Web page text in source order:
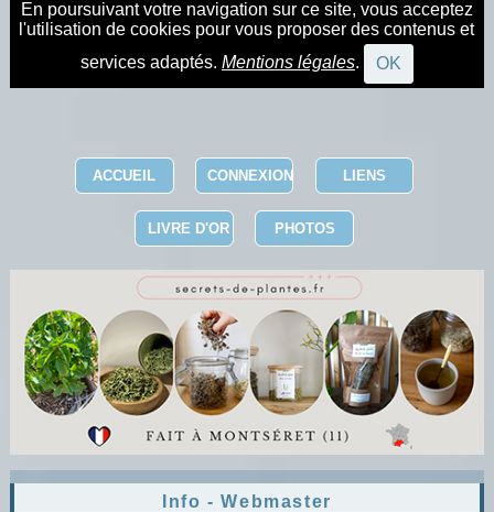
En poursuivant votre navigation sur ce site, vous acceptez
l'utilisation de cookies pour vous proposer des contenus et
services adaptés. Mentions légales. OK
ACCUEIL CONNEXION LIENS
LIVRE D'OR PHOTOS
Info - Webmaster